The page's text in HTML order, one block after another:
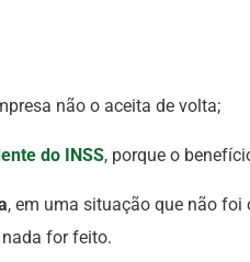
não o aceita de volta;
do INSS, porque o
, em uma situação que não foi
for feito.